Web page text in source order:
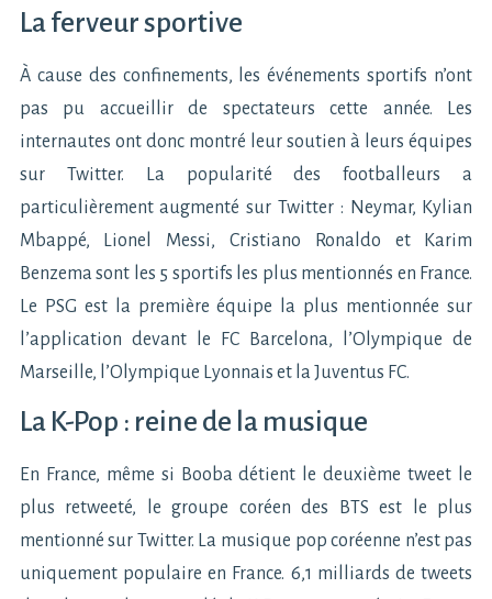
La ferveur sportive
À cause des confinements, les événements sportifs n’ont
pas pu accueillir de spectateurs cette année. Les
internautes ont donc montré leur soutien à leurs équipes
sur Twitter. La popularité des footballeurs a
particulièrement augmenté sur Twitter : Neymar, Kylian
Mbappé, Lionel Messi, Cristiano Ronaldo et Karim
Benzema sont les 5 sportifs les plus mentionnés en France.
Le PSG est la première équipe la plus mentionnée sur
l’application devant le FC Barcelona, l’Olympique de
Marseille, l’Olympique Lyonnais et la Juventus FC.
La K-Pop : reine de la musique
En France, même si Booba détient le deuxième tweet le
plus retweeté, le groupe coréen des BTS est le plus
mentionné sur Twitter. La musique pop coréenne n’est pas
uniquement populaire en France. 6,1 milliards de tweets